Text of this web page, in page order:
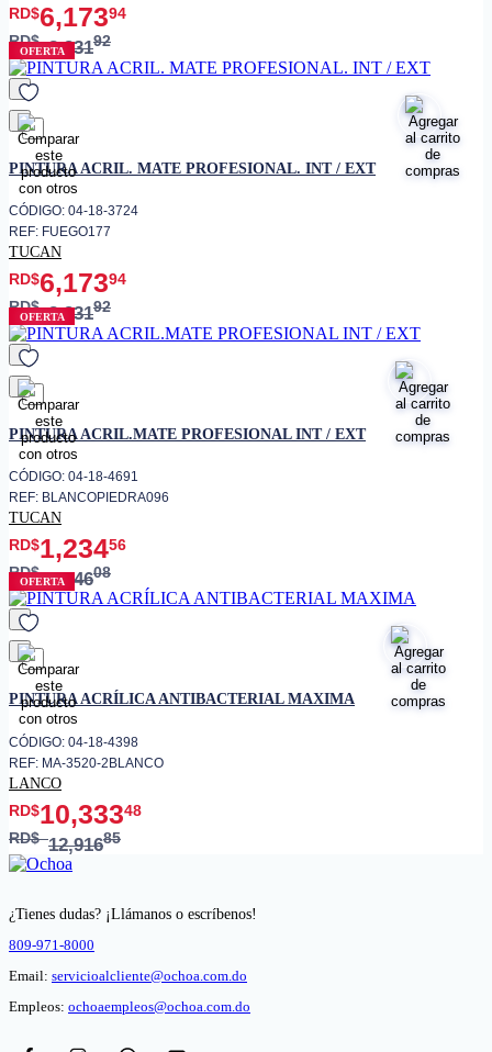
RD$6,17394
RD$8,23192
OFERTA
favorito
PINTURA ACRIL. MATE PROFESIONAL. INT / EXT
CÓDIGO: 04-18-3724
REF: FUEGO177
TUCAN
RD$6,17394
RD$8,23192
OFERTA
favorito
PINTURA ACRIL.MATE PROFESIONAL INT / EXT
CÓDIGO: 04-18-4691
REF: BLANCOPIEDRA096
TUCAN
RD$1,23456
RD$1,64608
OFERTA
favorito
PINTURA ACRÍLICA ANTIBACTERIAL MAXIMA
CÓDIGO: 04-18-4398
REF: MA-3520-2BLANCO
LANCO
RD$10,33348
RD$12,91685
¿Tienes dudas? ¡Llámanos o escríbenos!
809-971-8000
Email: servicioalcliente@ochoa.com.do
Empleos: ochoaempleos@ochoa.com.do